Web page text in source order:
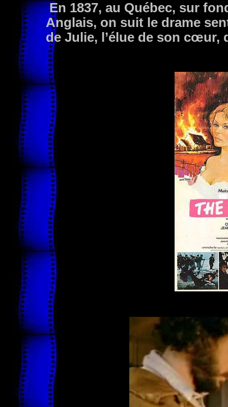
En 1837, au Québec, sur
Anglais, on suit le drame
de Julie, l’élue de son cœur,